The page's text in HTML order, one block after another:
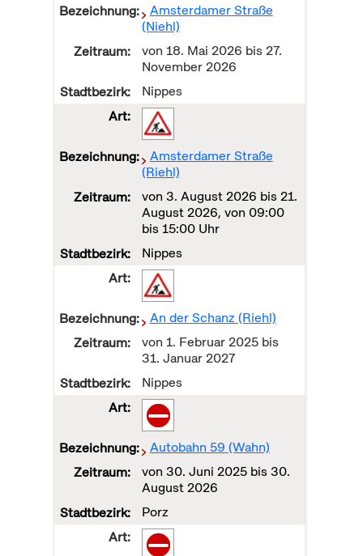
Amsterdamer Straße
(Niehl)
von 18. Mai 2026 bis 27.
November 2026
Nippes
Amsterdamer Straße
(Riehl)
von 3. August 2026 bis21.
August 2026, von 09:00
bis 15:00 Uhr
Nippes
An der Schanz (Riehl)
von 1. Februar 2025bis
31. Januar 2027
Nippes
Autobahn 59 (Wahn)
von 30. Juni 2025bis30.
August 2026
Porz